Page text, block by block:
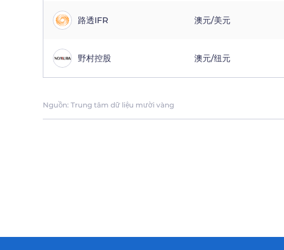
路透IFR 澳元/美元
野村控股 澳元/纽元
Nguồn: Trung tâm dữ liệu mười vàng